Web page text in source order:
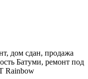
дом сдан, продажа
Батуми, ремонт под
Rainbow